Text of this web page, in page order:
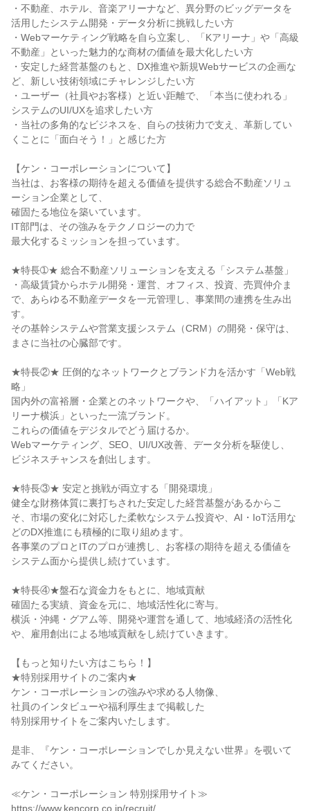
・不動産、ホテル、音楽アリーナなど、異分野のビッグデータを
活用したシステム開発・データ分析に挑戦したい方
・Webマーケティング戦略を自ら立案し、「Kアリーナ」や「高級
不動産」といった魅力的な商材の価値を最大化したい方
・安定した経営基盤のもと、DX推進や新規Webサービスの企画な
ど、新しい技術領域にチャレンジしたい方
・ユーザー（社員やお客様）と近い距離で、「本当に使われる」
システムのUI/UXを追求したい方
・当社の多角的なビジネスを、自らの技術力で支え、革新してい
くことに「面白そう！」と感じた方
【ケン・コーポレーションについて】
当社は、お客様の期待を超える価値を提供する総合不動産ソリュ
ーション企業として、
確固たる地位を築いています。
IT部門は、その強みをテクノロジーの力で
最大化するミッションを担っています。
★特長➀★ 総合不動産ソリューションを支える「システム基盤」
・高級賃貸からホテル開発・運営、オフィス、投資、売買仲介ま
で、あらゆる不動産データを一元管理し、事業間の連携を生み出
す。
その基幹システムや営業支援システム（CRM）の開発・保守は、
まさに当社の心臓部です。
★特長②★ 圧倒的なネットワークとブランド力を活かす「Web戦
略」
国内外の富裕層・企業とのネットワークや、「ハイアット」「Kア
リーナ横浜」といった一流ブランド。
これらの価値をデジタルでどう届けるか。
Webマーケティング、SEO、UI/UX改善、データ分析を駆使し、
ビジネスチャンスを創出します。
★特長③★ 安定と挑戦が両立する「開発環境」
健全な財務体質に裏打ちされた安定した経営基盤があるからこ
そ、市場の変化に対応した柔軟なシステム投資や、AI・IoT活用な
どのDX推進にも積極的に取り組めます。
各事業のプロとITのプロが連携し、お客様の期待を超える価値を
システム面から提供し続けています。
★特長④★盤石な資金力をもとに、地域貢献
確固たる実績、資金を元に、地域活性化に寄与。
横浜・沖縄・グアム等、開発や運営を通して、地域経済の活性化
や、雇用創出による地域貢献をし続けていきます。
【もっと知りたい方はこちら！】
★特別採用サイトのご案内★
ケン・コーポレーションの強みや求める人物像、
社員のインタビューや福利厚生まで掲載した
特別採用サイトをご案内いたします。
是非、『ケン・コーポレーションでしか見えない世界』を覗いて
みてください。
≪ケン・コーポレーション 特別採用サイト≫
https://www.kencorp.co.jp/recruit/